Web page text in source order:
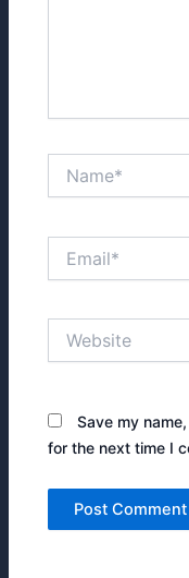
Save my
for the next time I